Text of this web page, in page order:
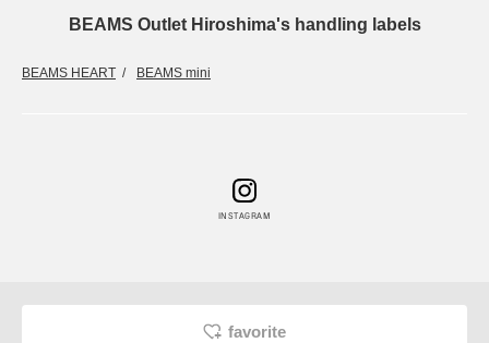
BEAMS Outlet Hiroshima's handling labels
BEAMS HEART BEAMS mini
INSTAGRAM
favorite